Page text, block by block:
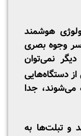
هوشمند
سر وجوه بصری
نمی‌توان
دستگاه‌هایی
می‌شوند، جدا
و تبلت‌ها به